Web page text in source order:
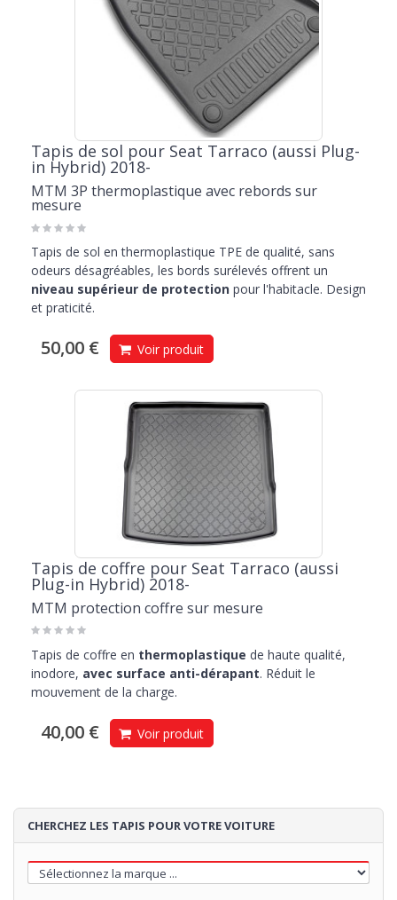
Tapis de sol pour Seat Tarraco (aussi Plug-
in Hybrid) 2018-
MTM 3P thermoplastique avec rebords sur
mesure
Tapis de sol en thermoplastique TPE de qualité, sans
odeurs désagréables, les bords surélevés offrent un
niveau supérieur de protection pour l'habitacle. Design
et praticité.
50,00 € Voir produit
Tapis de coffre pour Seat Tarraco (aussi
Plug-in Hybrid) 2018-
MTM protection coffre sur mesure
Tapis de coffre en thermoplastique de haute qualité,
inodore, avec surface anti-dérapant. Réduit le
mouvement de la charge.
40,00 € Voir produit
CHERCHEZ LES TAPIS POUR VOTRE VOITURE